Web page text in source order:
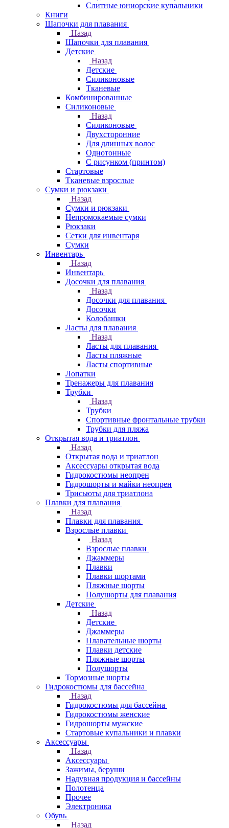
Слитные юниорские купальники
Книги
Шапочки для плавания
Назад
Шапочки для плавания
Детские
Назад
Детские
Силиконовые
Тканевые
Комбинированные
Силиконовые
Назад
Силиконовые
Двухсторонние
Для длинных волос
Однотонные
С рисунком (принтом)
Стартовые
Тканевые взрослые
Сумки и рюкзаки
Назад
Сумки и рюкзаки
Непромокаемые сумки
Рюкзаки
Сетки для инвентаря
Сумки
Инвентарь
Назад
Инвентарь
Досочки для плавания
Назад
Досочки для плавания
Досочки
Колобашки
Ласты для плавания
Назад
Ласты для плавания
Ласты пляжные
Ласты спортивные
Лопатки
Тренажеры для плавания
Трубки
Назад
Трубки
Спортивные фронтальные трубки
Трубки для пляжа
Открытая вода и триатлон
Назад
Открытая вода и триатлон
Аксессуары открытая вода
Гидрокостюмы неопрен
Гидрошорты и майки неопрен
Трисьюты для триатлона
Плавки для плавания
Назад
Плавки для плавания
Взрослые плавки
Назад
Взрослые плавки
Джаммеры
Плавки
Плавки шортами
Пляжные шорты
Полушорты для плавания
Детские
Назад
Детские
Джаммеры
Плавательные шорты
Плавки детские
Пляжные шорты
Полушорты
Тормозные шорты
Гидрокостюмы для бассейна
Назад
Гидрокостюмы для бассейна
Гидрокостюмы женские
Гидрошорты мужские
Стартовые купальники и плавки
Аксессуары
Назад
Аксессуары
Зажимы, беруши
Надувная продукция и бассейны
Полотенца
Прочее
Электроника
Обувь
Назад